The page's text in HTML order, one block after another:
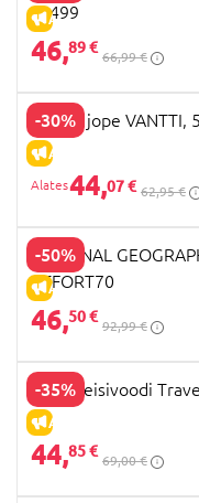
ALLAHINDLUS
F9499
46,89 €
66,99 €
-30%
ALLAHINDLUS
REIMA jope
44,07 € 62,95 €
-50%
ALLAHINDLUS
NATIONAL
RTFORT70
46,50 €
92,99 €
-35%
ALLAHINDLUS
MILLI reisivoodi
44,85 €
69,00 €